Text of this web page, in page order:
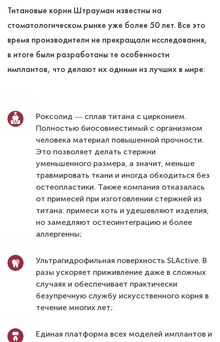
Титановые корни Штрауман известны на
стоматологическом рынке уже более 50 лет. Все это
время производители не прекращали исследования,
в итоге были разработаны те особенности
имплантов, что делают их одними из лучших в мире:
Роксолид ― сплав титана с цирконием.
Полностью биосовместимый с организмом
человека материал повышенной прочности.
Это позволяет делать стержни
уменьшенного размера, а значит, меньше
травмировать ткани и иногда обходиться без
остеопластики. Также компания отказалась
от примесей при изготовлении стержней из
титана: примеси хоть и удешевляют изделия,
но замедляют остеоинтеграцию и более
аллергенны;
Ультрагидрофильная поверхность SLActive. В
разы ускоряет приживление даже в сложных
случаях и обеспечивает практически
безупречную службу искусственного корня в
течение многих лет;
Единая платформа всех моделей имплантов и